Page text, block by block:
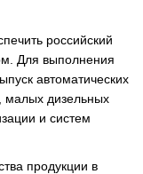
российский
Для выполнения
автоматических
малых дизельных
и систем
продукции в